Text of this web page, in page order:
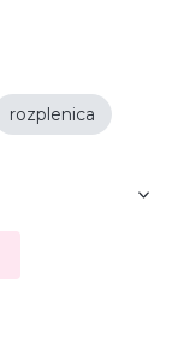
rozplenica